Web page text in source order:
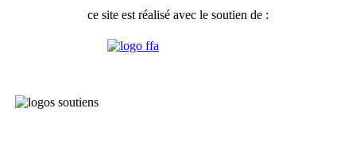
ce site est réalisé avec le soutien de :